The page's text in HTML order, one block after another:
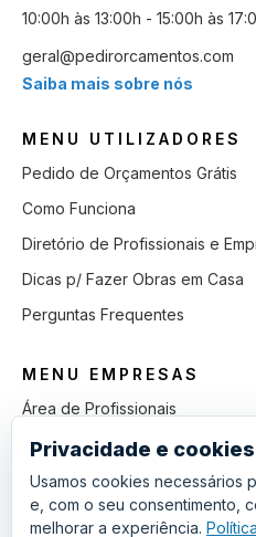
10:00h às 13:00h - 15:00h às
geral@pedirorcamentos.com
Saiba mais sobre nós
MENU UTILIZADORES
Pedido de Orçamentos Grátis
Como Funciona
Diretório de Profissionais e
Dicas p/ Fazer Obras em Casa
Perguntas Frequentes
MENU EMPRESAS
Área de Profissionais
Como Funciona
Lista de Pedidos em Aberto
Como Ganhar mais Obras
Privacidade e cookies
Usamos cookies necessários
e, com o seu consentimento,
melhorar a experiência.